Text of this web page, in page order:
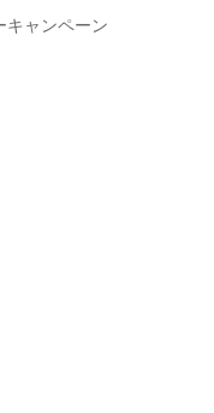
ャンペーン